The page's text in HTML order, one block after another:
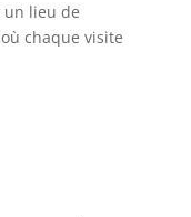
un lieu de
chaque visite